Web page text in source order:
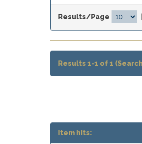
Results/Page
Results 1-1 of 1
Item hits: